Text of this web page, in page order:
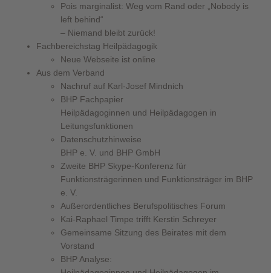
Pois marginalist: Weg vom Rand oder „Nobody is
left behind“
– Niemand bleibt zurück!
Fachbereichstag Heilpädagogik
Neue Webseite ist online
Aus dem Verband
Nachruf auf Karl-Josef Mindnich
BHP Fachpapier
Heilpädagoginnen und Heilpädagogen in
Leitungsfunktionen
Datenschutzhinweise
BHP e. V. und BHP GmbH
Zweite BHP Skype-Konferenz für
Funktionsträgerinnen und Funktionsträger im BHP
e. V.
Außerordentliches Berufspolitisches Forum
Kai-Raphael Timpe trifft Kerstin Schreyer
Gemeinsame Sitzung des Beirates mit dem
Vorstand
BHP Analyse: